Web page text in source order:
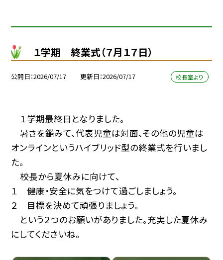
１学期 終業式（７月１７日）
公開日 2026/07/17 更新日 2026/07/17 校長室より
１学期最終日となりました。
暑さを鑑みて、代表児童は対面、その他の児童は
オンラインというハイブリッド型の終業式を行いまし
た。
校長から夏休みに向けて、
１ 健康・安全に気をつけて過ごしましょう。
２ 目標を決めて頑張りましょう。
という２つのお願いがありました。充実した夏休み
にしてくださいね。